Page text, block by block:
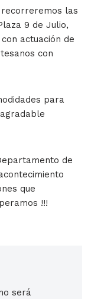
recorreremos las
9 de Julio,
actuación de
con
para
de
que
!!!
será